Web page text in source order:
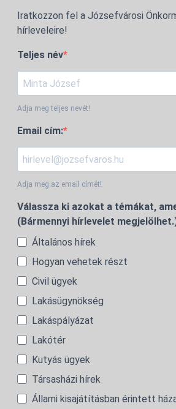
Iratkozzon fel a Józsefvárosi
hírleveleire!
Teljes név
Adja meg teljes nevét!
Email cím:
Adja meg az email címét!
Válassza ki azokat a témákat,
(Bármennyi hírlevelet
Általános hírek
Hogyan vehetek részt
Civil ügyek
Lakásügynökség
Lakáspályázat
Lakótér
Kutyás ügyek
Társasházi hírek
Állami kisajátításban érintett